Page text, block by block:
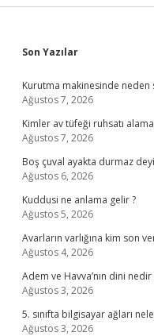
Sidebar
Son Yazılar
Kurutma makinesinde neden
Ağustos 7, 2026
Kimler av tüfeği ruhsatı
Ağustos 7, 2026
Boş çuval ayakta durmaz
Ağustos 6, 2026
Kuddusi ne anlama gelir ?
Ağustos 5, 2026
Avarların varlığına kim son
Ağustos 4, 2026
Adem ve Havva’nın dini nedir
Ağustos 3, 2026
5. sınıfta bilgisayar ağları
Ağustos 3, 2026